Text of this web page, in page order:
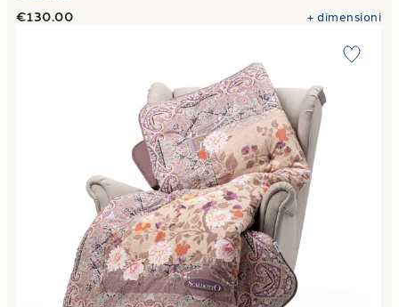
€130.00 +dimensioni